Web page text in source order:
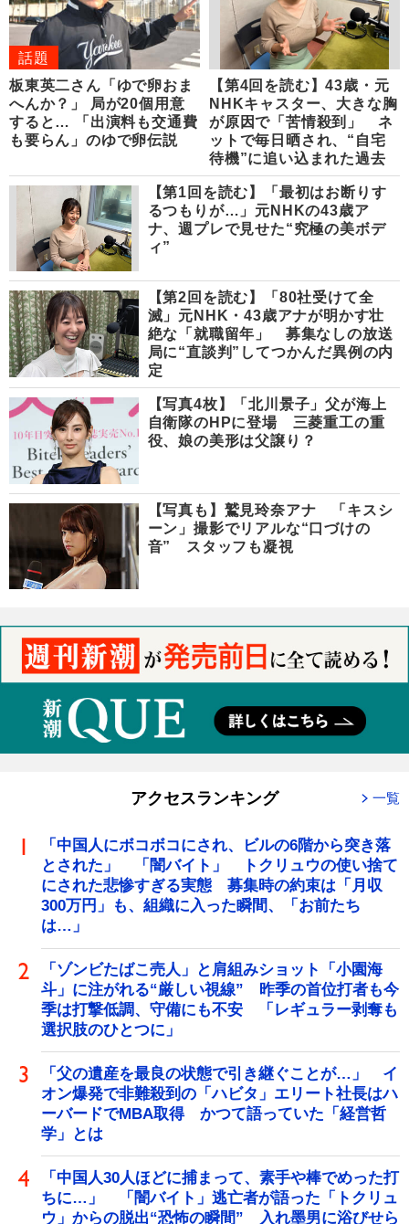
話題
板東英二さん「ゆで卵おま
へんか？」 局が20個用意
すると… 「出演料も交通費
も要らん」のゆで卵伝説
【第4回を読む】43歳・元
NHKキャスター、大きな胸
が原因で「苦情殺到」 ネ
ットで毎日晒され、“自宅
待機”に追い込まれた過去
【第1回を読む】「最初はお断りす
るつもりが…」元NHKの43歳ア
ナ、週プレで見せた“究極の美ボデ
ィ”
【第2回を読む】「80社受けて全
滅」元NHK・43歳アナが明かす壮
絶な「就職留年」 募集なしの放送
局に“直談判”してつかんだ異例の内
定
【写真4枚】「北川景子」父が海上
自衛隊のHPに登場 三菱重工の重
役、娘の美形は父譲り？
【写真も】鷲見玲奈アナ 「キスシ
ーン」撮影でリアルな“口づけの
音” スタッフも凝視
アクセスランキング 一覧
「中国人にボコボコにされ、ビルの6階から突き落
とされた」 「闇バイト」 トクリュウの使い捨て
にされた悲惨すぎる実態 募集時の約束は「月収
300万円」も、組織に入った瞬間、「お前たち
は…」
「ゾンビたばこ売人」と肩組みショット「小園海
斗」に注がれる“厳しい視線” 昨季の首位打者も今
季は打撃低調、守備にも不安 「レギュラー剥奪も
選択肢のひとつに」
「父の遺産を最良の状態で引き継ぐことが…」 イ
オン爆発で非難殺到の「ハビタ」エリート社長はハ
ーバードでMBA取得 かつて語っていた「経営哲
学」とは
「中国人30人ほどに捕まって、素手や棒でめった打
ちに…」 「闇バイト」逃亡者が語った「トクリュ
ウ」からの脱出“恐怖の瞬間” 入れ墨男に浴びせら